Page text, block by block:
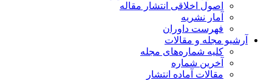
اصول اخلاقی انتشار مقاله
آمار نشریه
فهرست داوران
آرشیو مجله و مقالات
کلیه شماره‌های مجله
آخرین شماره
مقالات آماده انتشار